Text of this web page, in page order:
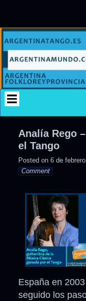
Analía Rego
el Tango
Posted on 6 de
Comment
España en
seguido los